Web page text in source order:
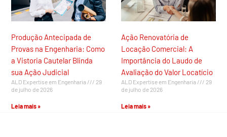
Produção Antecipada de
Provas na Engenharia: Como
a Vistoria Cautelar Blinda
sua Ação Judicial
ALD Expertise em Engenharia
29
de julho de 2026
Leia mais »
Ação Renovatória de
Locação Comercial: A
Importância do Laudo de
Avaliação do Valor Locatício
ALD Expertise em Engenharia
29
de julho de 2026
Leia mais »